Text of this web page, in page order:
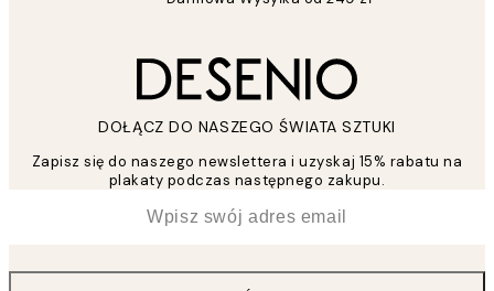
DOŁĄCZ DO NASZEGO ŚWIATA SZTUKI
Zapisz się do naszego newslettera i uzyskaj 15% rabatu na
plakaty podczas następnego zakupu.